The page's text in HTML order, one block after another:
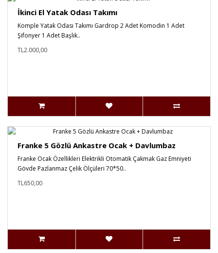
İkinci El Yatak Odası Takımı
Komple Yatak Odası Takımı Gardrop 2 Adet Komodin 1 Adet
Şifonyer 1 Adet Başlık..
TL2.000,00
Franke 5 Gözlü Ankastre Ocak + Davlumbaz
Franke Ocak Özellikleri Elektrikli Otomatik Çakmak Gaz Emniyeti
Gövde Pazlanmaz Çelik Ölçüleri 70*50..
TL650,00